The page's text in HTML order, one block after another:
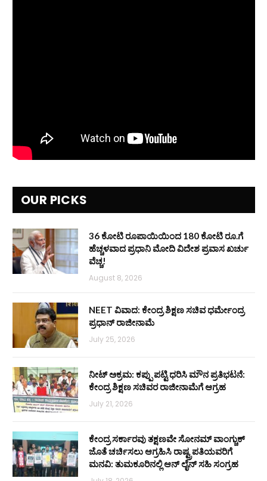
OUR PICKS
36 ಕೋಟಿ ರೂಪಾಯಿಯಿಂದ 180 ಕೋಟಿ ರೂ.ಗೆ
ಹೆಚ್ಚಳವಾದ ಪ್ರಧಾನಿ ಮೋದಿ ವಿದೇಶ ಪ್ರವಾಸ ಖರ್ಚು
ವೆಚ್ಚ!
August 8, 2026
NEET ವಿವಾದ: ಕೇಂದ್ರ ಶಿಕ್ಷಣ ಸಚಿವ ಧರ್ಮೇಂದ್ರ
ಪ್ರಧಾನ್ ರಾಜೀನಾಮೆ
July 25, 2026
ನೀಟ್ ಅಕ್ರಮ: ಕಪ್ಪು ಪಟ್ಟಿ ಧರಿಸಿ ಮೌನ ಪ್ರತಿಭಟನೆ:
ಕೇಂದ್ರ ಶಿಕ್ಷಣ ಸಚಿವರ ರಾಜೀನಾಮೆಗೆ ಆಗ್ರಹ
July 21, 2026
ಕೇಂದ್ರ ಸರ್ಕಾರವು ತಕ್ಷಣವೇ ಸೋನಮ್ ವಾಂಗ್ಚುಕ್
ಜೊತೆ ಚರ್ಚಿಸಲು ಆಗ್ರಹಿಸಿ ರಾಷ್ಟ್ರಪತಿಯವರಿಗೆ
ಮನವಿ: ತುಮಕೂರಿನಲ್ಲಿ ಆನ್‌ ಲೈನ್ ಸಹಿ ಸಂಗ್ರಹ